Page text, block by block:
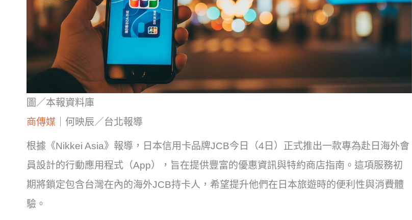
圖／本報資料庫
商傳媒 ｜何映辰／台北報導
根據《Nikkei Asia》報導，日本信用卡品牌JCB今日（4日）正式推出一款專為赴日海外會
員設計的行動應用程式（App），旨在提供豐富的優惠資訊與特約商店指南。這項服務初
期將鎖定包含台灣在內的海外JCB持卡人，希望提升他們在日本旅遊時的便利性與消費體
驗。